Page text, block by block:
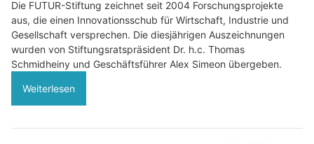
Die FUTUR-Stiftung zeichnet seit 2004 Forschungsprojekte
aus, die einen Innovationsschub für Wirtschaft, Industrie und
Gesellschaft versprechen. Die diesjährigen Auszeichnungen
wurden von Stiftungsratspräsident Dr. h.c. Thomas
Schmidheiny und Geschäftsführer Alex Simeon übergeben.
Weiterlesen